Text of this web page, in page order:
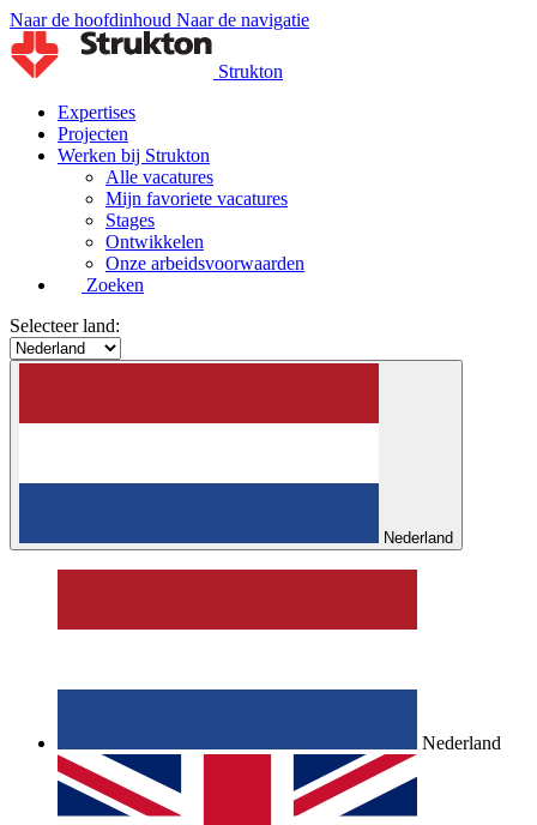
Naar de hoofdinhoud Naar de navigatie
Strukton
Expertises
Projecten
Werken bij Strukton
Alle vacatures
Mijn favoriete vacatures
Stages
Ontwikkelen
Onze arbeidsvoorwaarden
Zoeken
Selecteer land:
Nederland
Nederland